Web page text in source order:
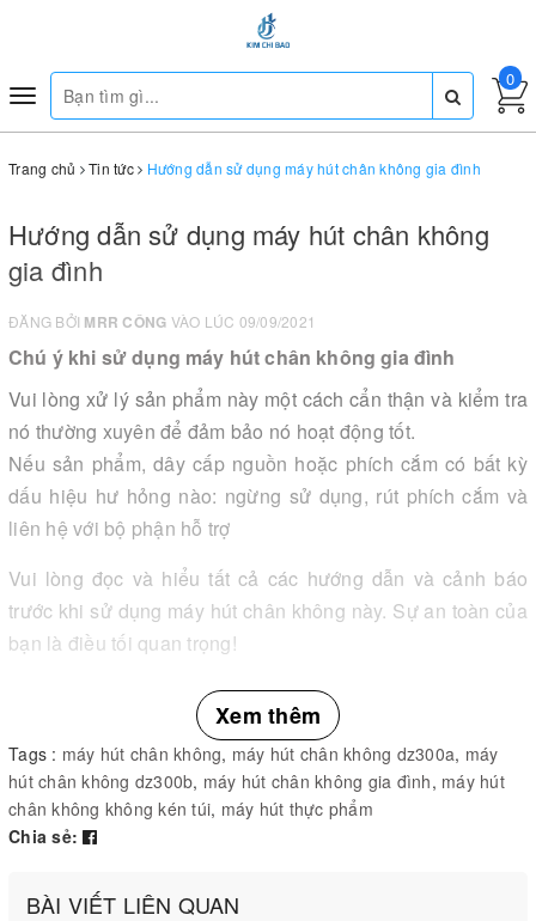
Toggle
navigation
0
Trang chủ Tin tức Hướng dẫn sử dụng máy hút chân không gia đình
Hướng dẫn sử dụng máy hút chân không
gia đình
ĐĂNG BỞI MRR CÔNG VÀO LÚC 09/09/2021
Chú ý khi sử dụng máy hút chân không gia đình
Vui lòng xử lý sản phẩm này một cách cẩn thận và kiểm tra
nó thường xuyên để đảm bảo nó hoạt động tốt.
Nếu sản phẩm, dây cấp nguồn hoặc phích cắm có bất kỳ
dấu hiệu hư hỏng nào: ngừng sử dụng, rút ​​phích cắm và
liên hệ với bộ phận hỗ trợ
Vui lòng đọc và hiểu tất cả các hướng dẫn và cảnh báo
trước khi sử dụng máy hút chân không này. Sự an toàn của
bạn là điều tối quan trọng!
Xem thêm
Tags : máy hút chân không, máy hút chân không dz300a, máy
hút chân không dz300b, máy hút chân không gia đình, máy hút
chân không không kén túi, máy hút thực phẩm
Chia sẻ:
BÀI VIẾT LIÊN QUAN